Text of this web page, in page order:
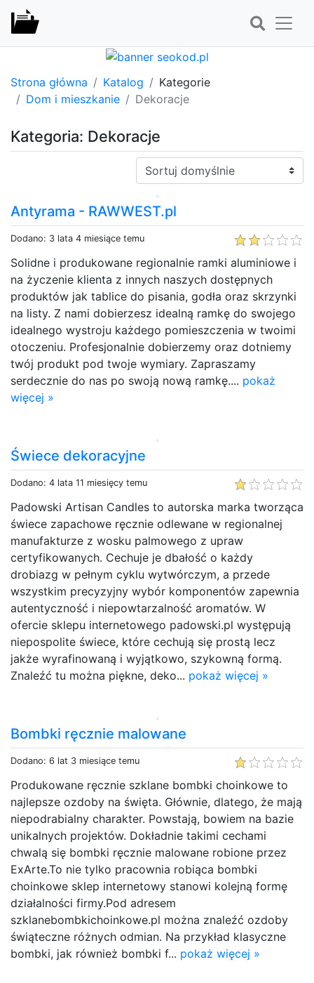
Strona główna Katalog
Kategorie
Dom i mieszkanie
Dekoracje
Kategoria: Dekoracje
Sortuj:
Antyrama - RAWWEST.pl
Dodano: 3 lata 4 miesiące temu
Solidne i produkowane regionalnie ramki aluminiowe i
na życzenie klienta z innych naszych dostępnych
produktów jak tablice do pisania, godła oraz skrzynki
na listy. Z nami dobierzesz idealną ramkę do swojego
idealnego wystroju każdego pomieszczenia w twoimi
otoczeniu. Profesjonalnie dobierzemy oraz dotniemy
twój produkt pod twoje wymiary. Zapraszamy
serdecznie do nas po swoją nową ramkę.... pokaż
więcej »
Świece dekoracyjne
Dodano: 4 lata 11 miesięcy temu
Padowski Artisan Candles to autorska marka tworząca
świece zapachowe ręcznie odlewane w regionalnej
manufakturze z wosku palmowego z upraw
certyfikowanych. Cechuje je dbałość o każdy
drobiazg w pełnym cyklu wytwórczym, a przede
wszystkim precyzyjny wybór komponentów zapewnia
autentyczność i niepowtarzalność aromatów. W
ofercie sklepu internetowego padowski.pl występują
niepospolite świece, które cechują się prostą lecz
jakże wyrafinowaną i wyjątkowo, szykowną formą.
Znaleźć tu można piękne, deko... pokaż więcej »
Bombki ręcznie malowane
Dodano: 6 lat 3 miesiące temu
Produkowane ręcznie szklane bombki choinkowe to
najlepsze ozdoby na święta. Głównie, dlatego, że mają
niepodrabialny charakter. Powstają, bowiem na bazie
unikalnych projektów. Dokładnie takimi cechami
chwalą się bombki ręcznie malowane robione przez
ExArte.To nie tylko pracownia robiąca bombki
choinkowe sklep internetowy stanowi kolejną formę
działalności firmy.Pod adresem
szklanebombkichoinkowe.pl można znaleźć ozdoby
świąteczne różnych odmian. Na przykład klasyczne
bombki, jak również bombki f... pokaż więcej »